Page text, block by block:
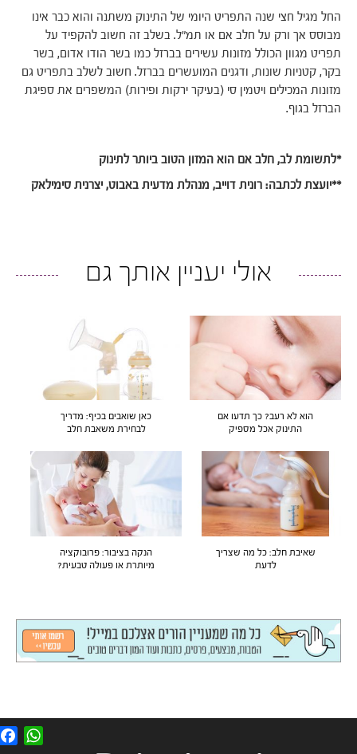
החל מגיל חצי שנה התפריט היומי של התינוק משתנה והוא כבר אינו
מבוסס אך ורק על חלב אם או תמ"ל. בשלב זה חשוב להקפיד על
תפריט מגוון הכולל מזונות עשירים בברזל כמו בשר הודו אדום, בשר
בקר, קטניות שונות, ודגנים המועשרים בברזל. חשוב לשלב בתפריט גם
מזונות המכילים ויטמין סי (בעיקר ירקות ופירות) המשפרים את ספיגת
הברזל בגוף.
*לתשומת לב, חלב אם הוא המזון הטוב ביותר לתינוק
**יועצת לכתבה: רונית דוייב, מנהלת מדעית באבוט, יצרנית סימילאק
אולי יעניין אותך גם
הוא לא רעב? כך תדעו אם
התינוק אכל מספיק
כאן שואבים בכיף: מדריך
לבחירת משאבת חלב
שאיבת חלב: כל מה שצריך
לדעת
הנקה בציבור: פרובוקציה
מיותרת או פעולה טבעית?
F
a
W
h